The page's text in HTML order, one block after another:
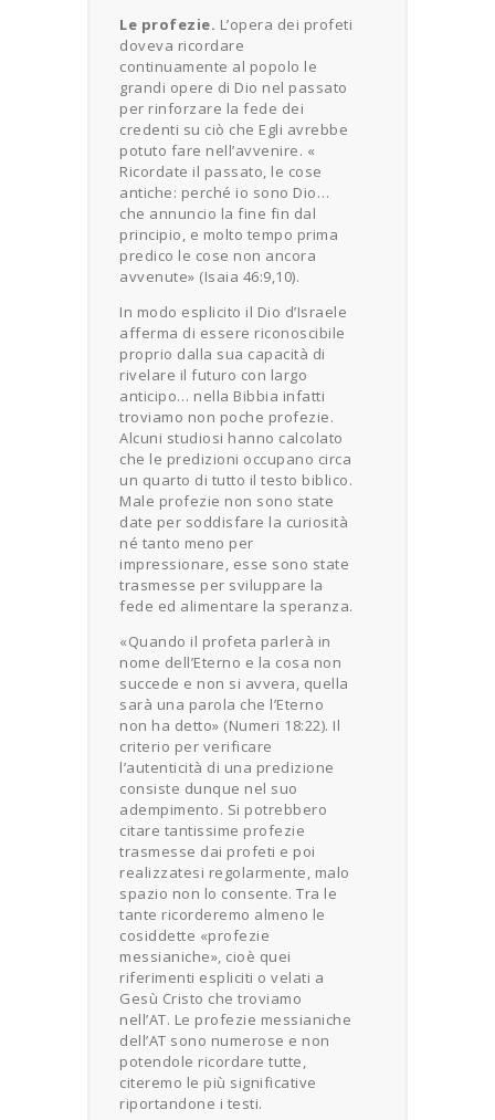
Le profezie. L’opera dei profeti
doveva ricordare
continuamente al popolo le
grandi opere di Dio nel passato
per rinforzare la fede dei
credenti su ciò che Egli avrebbe
potuto fare nell’avvenire. «
Ricordate il passato, le cose
antiche: perché io sono Dio…
che annuncio la fine fin dal
principio, e molto tempo prima
predico le cose non ancora
avvenute» (Isaia 46:9,10).
In modo esplicito il Dio d’Israele
afferma di essere riconoscibile
proprio dalla sua capacità di
rivelare il futuro con largo
anticipo… nella Bibbia infatti
troviamo non poche profezie.
Alcuni studiosi hanno calcolato
che le predizioni occupano circa
un quarto di tutto il testo biblico.
Male profezie non sono state
date per soddisfare la curiosità
né tanto meno per
impressionare, esse sono state
trasmesse per sviluppare la
fede ed alimentare la speranza.
«Quando il profeta parlerà in
nome dell’Eterno e la cosa non
succede e non si avvera, quella
sarà una parola che l’Eterno
non ha detto» (Numeri 18:22). Il
criterio per verificare
l’autenticità di una predizione
consiste dunque nel suo
adempimento. Si potrebbero
citare tantissime profezie
trasmesse dai profeti e poi
realizzatesi regolarmente, malo
spazio non lo consente. Tra le
tante ricorderemo almeno le
cosiddette «profezie
messianiche», cioè quei
riferimenti espliciti o velati a
Gesù Cristo che troviamo
nell’AT. Le profezie messianiche
dell’AT sono numerose e non
potendole ricordare tutte,
citeremo le più significative
riportandone i testi.